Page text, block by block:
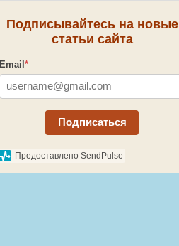
Подписывайтесь на новые
статьи сайта
Email *
Подписаться
Предоставлено SendPulse